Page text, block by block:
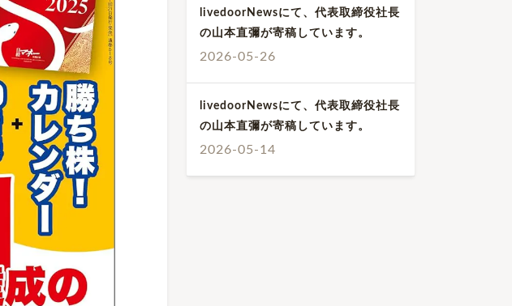
livedoorNewsにて、代表取締役社長
の山本直彌が寄稿しています。
2026-05-26
livedoorNewsにて、代表取締役社長
の山本直彌が寄稿しています。
2026-05-14